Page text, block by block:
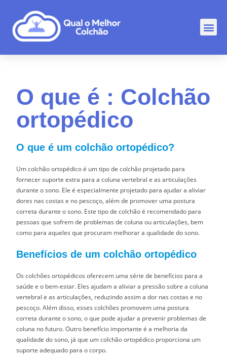
O que é : Colchão
ortopédico
O que é um colchão ortopédico?
Um colchão ortopédico é um tipo de colchão projetado para
fornecer suporte extra para a coluna vertebral e as articulações
durante o sono. Ele é especialmente projetado para ajudar a aliviar
dores nas costas e no pescoço, além de promover uma postura
correta durante o sono. Este tipo de colchão é recomendado para
pessoas que sofrem de problemas de coluna ou articulações, bem
como para aqueles que procuram melhorar a qualidade do sono.
Benefícios de um colchão ortopédico
Os colchões ortopédicos oferecem uma série de benefícios para a
saúde e o bem-estar. Eles ajudam a aliviar a pressão sobre a coluna
vertebral e as articulações, reduzindo assim a dor nas costas e no
pescoço. Além disso, esses colchões promovem uma postura
correta durante o sono, o que pode ajudar a prevenir problemas de
coluna no futuro. Outro benefício importante é a melhoria da
qualidade do sono, já que um colchão ortopédico proporciona um
suporte adequado para o corpo.